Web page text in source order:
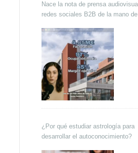
Nace la nota de prensa
redes sociales B2B de la mano
¿Por qué estudiar astrología para
desarrollar el autoconocimiento?